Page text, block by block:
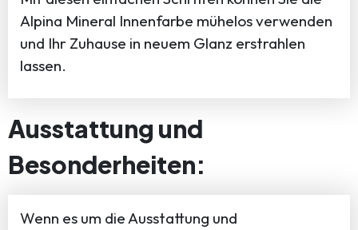
Alpina Mineral Innenfarbe mühelos verwenden
und Ihr Zuhause in neuem Glanz erstrahlen
lassen.
Ausstattung und
Besonderheiten:
Wenn es um die Ausstattung und